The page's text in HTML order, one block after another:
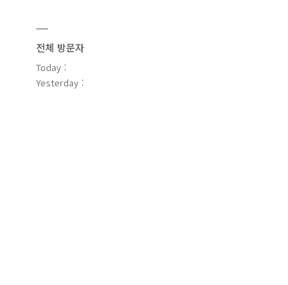
전체 방문자
Today :
Yesterday :